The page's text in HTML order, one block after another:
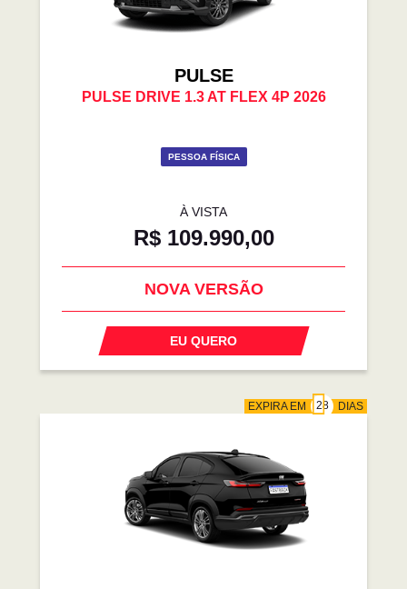
PULSE
PULSE DRIVE 1.3 AT FLEX 4P 2026
PESSOA FÍSICA
À VISTA
R$ 109.990,00
NOVA VERSÃO
EU QUERO
EXPIRA EM DIAS